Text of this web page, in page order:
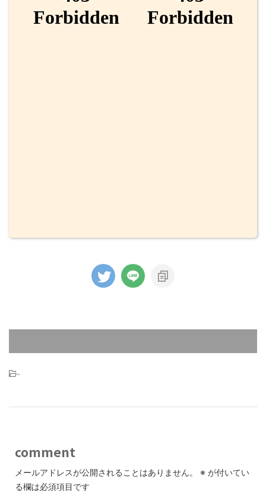
-
comment
メールアドレスが公開されることはありません。 ※ が付いてい
る欄は必須項目です